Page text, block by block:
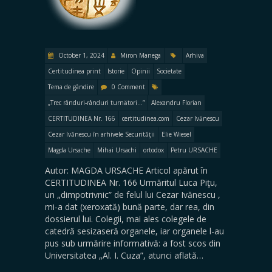
October 1, 2024 Miron Manega
Arhiva
Certitudinea print
Istorie Opinii
Societate
Tema de gândire
0 Comment
„Trec rânduri-rânduri turnători...”
Alexandru Florian
CERTITUDINEA Nr. 166
certitudinea.com
Cezar Ivănescu
Cezar Ivănescu în arhivele Securităţii
Elie Wiesel
Magda Ursache
Mihai Ursachi ortodox Petru URSACHE
Autor: MAGDA URSACHE Articol apărut în
CERTITUDINEA Nr. 166 Urmăritul Luca Piţu,
un „dimpotrivnic” de felul lui Cezar Ivănescu ,
mi-a dat (xeroxată) bună parte, dar rea, din
dossierul lui. Colegii, mai ales colegele de
catedră sesizaseră organele, iar organele l-au
pus sub urmărire informativă: a fost scos din
Universitatea „Al. I. Cuza”, atunci aflată…